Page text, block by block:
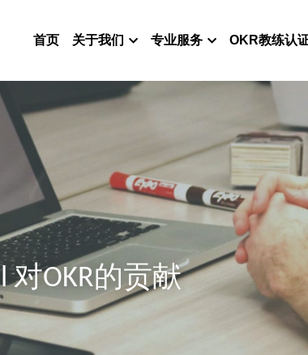
首页 关于我们 专业服务 OKR教练认
对OKR的贡献